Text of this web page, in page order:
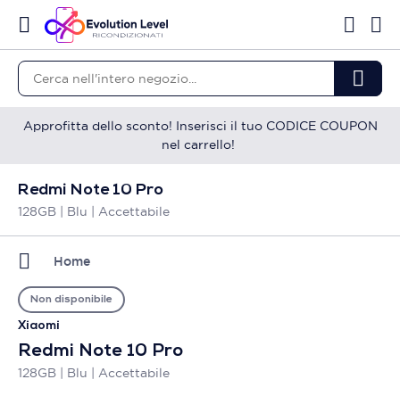
Approfitta dello sconto! Inserisci il tuo CODICE COUPON
nel carrello!
Redmi Note 10 Pro
128GB | Blu | Accettabile
Home
Xiaomi
Redmi Note 10 Pro
128GB | Blu | Accettabile
Non disponibile